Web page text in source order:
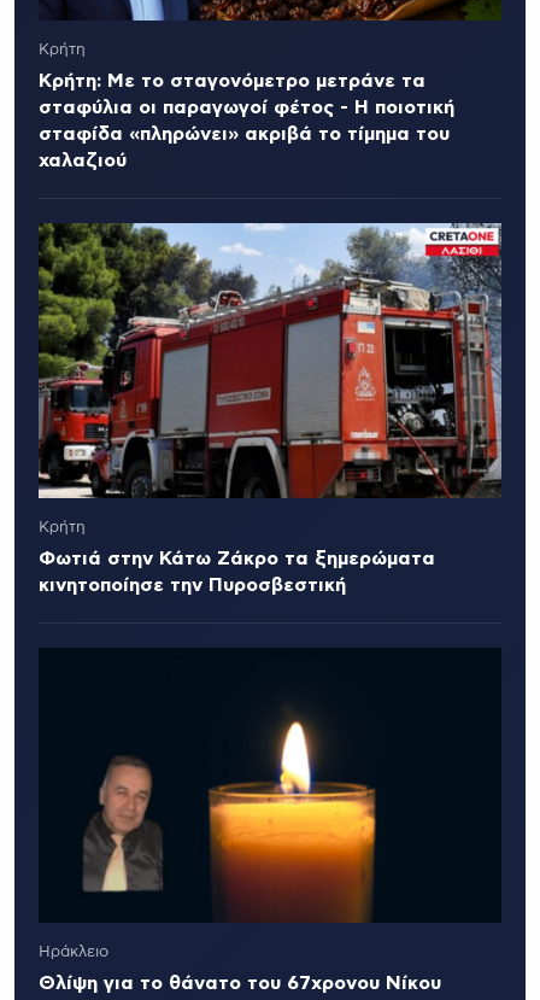
Κρήτη
Κρήτη: Με το σταγονόμετρο μετράνε τα
σταφύλια οι παραγωγοί φέτος - Η ποιοτική
σταφίδα «πληρώνει» ακριβά το τίμημα του
χαλαζιού
Κρήτη
Φωτιά στην Κάτω Ζάκρο τα ξημερώματα
κινητοποίησε την Πυροσβεστική
Ηράκλειο
Θλίψη για το θάνατο του 67χρονου Νίκου